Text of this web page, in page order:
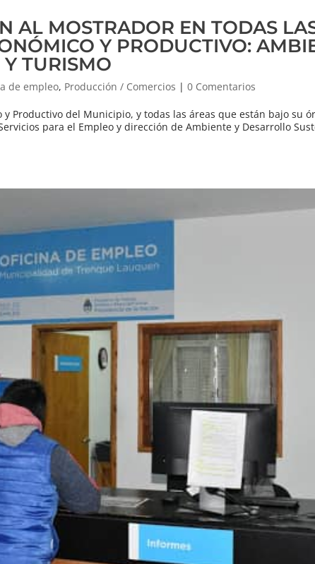
AL MOSTRADOR EN TODAS
Y PRODUCTIVO:
TURISMO
de empleo, Producción / Comercios |0 Comentarios
Productivo del Municipio, y todas las áreas que están bajo su
para el Empleo y dirección de Ambiente y Desarrollo